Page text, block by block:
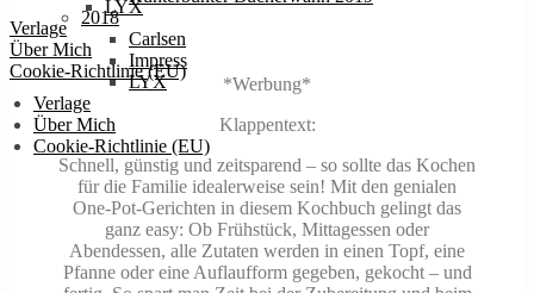
LYX
Verlage
Über Mich
Cookie-Richtlinie (EU)
2018
Carlsen
Impress
LYX
Verlage
Über Mich
Cookie-Richtlinie (EU)
*Werbung*
Klappentext:
Schnell, günstig und zeitsparend – so sollte das Kochen
für die Familie idealerweise sein! Mit den genialen
One-Pot-Gerichten in diesem Kochbuch gelingt das
ganz easy: Ob Frühstück, Mittagessen oder
Abendessen, alle Zutaten werden in einen Topf, eine
Pfanne oder eine Auflaufform gegeben, gekocht – und